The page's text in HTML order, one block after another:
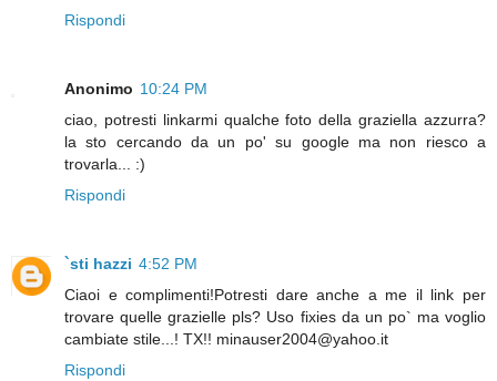
Rispondi
Anonimo 10:24 PM
ciao, potresti linkarmi qualche foto della graziella azzurra?
la sto cercando da un po' su google ma non riesco a
trovarla... :)
Rispondi
`sti hazzi 4:52 PM
Ciaoi e complimenti!Potresti dare anche a me il link per
trovare quelle grazielle pls? Uso fixies da un po` ma voglio
cambiate stile...! TX!! minauser2004@yahoo.it
Rispondi